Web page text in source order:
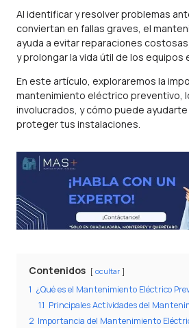
Al identificar y resolver problemas
conviertan en fallas graves, el
ayuda a evitar reparaciones
y prolongar la vida útil de los equipos
En este artículo, exploraremos la
mantenimiento eléctrico preventivo,
involucrados, y cómo puede
proteger tus instalaciones.
Contenidos ocultar
1 ¿Qué es el Mantenimiento Eléctrico
1.1 Principales Actividades del
2 Importancia del Mantenimiento